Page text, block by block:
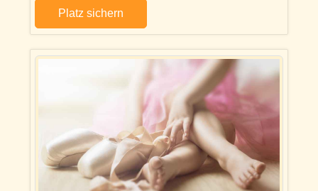
Platz sichern